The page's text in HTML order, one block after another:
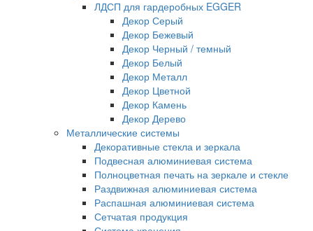
ЛДСП для гардеробных EGGER
Декор Серый
Декор Бежевый
Декор Черный / темный
Декор Белый
Декор Металл
Декор Цветной
Декор Камень
Декор Дерево
Металлические системы
Декоративные стекла и зеркала
Подвесная алюминиевая система
Полноцветная печать на зеркале и стекле
Раздвижная алюминиевая система
Распашная алюминиевая система
Сетчатая продукция